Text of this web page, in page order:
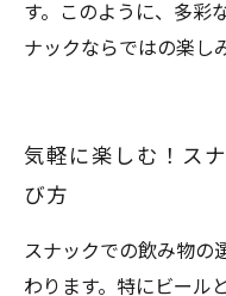
す。このように、多彩
ナックならではの楽し
気軽に楽しむ！ス
び方
スナックでの飲み物の
わります。特にビール